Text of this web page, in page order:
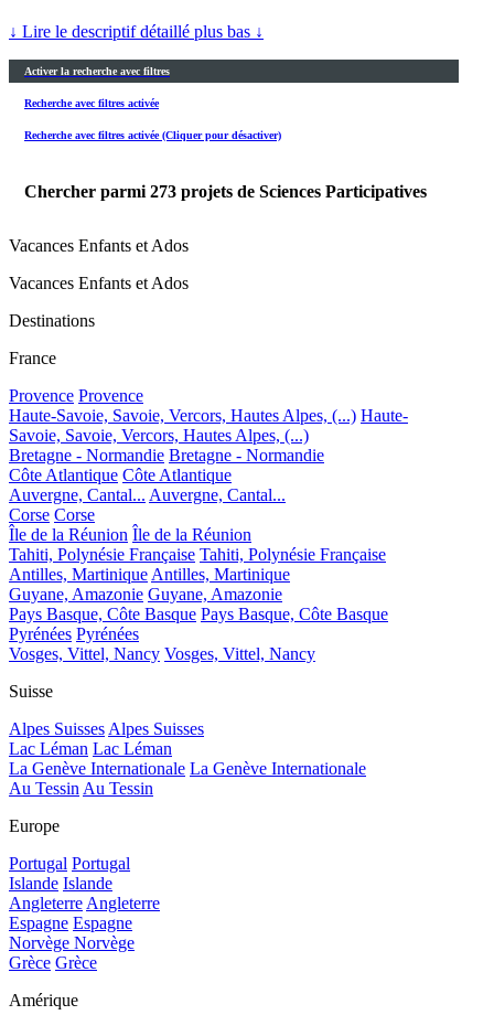
↓ Lire le descriptif détaillé plus bas ↓
Activer la recherche avec filtres
Recherche avec filtres activée
Recherche avec filtres activée (Cliquer pour désactiver)
Chercher parmi 273 projets de Sciences Participatives
Vacances Enfants et Ados
Vacances Enfants et Ados
Destinations
France
Provence Provence
Haute-Savoie, Savoie, Vercors, Hautes Alpes, (...) Haute-
Savoie, Savoie, Vercors, Hautes Alpes, (...)
Bretagne - Normandie Bretagne - Normandie
Côte Atlantique Côte Atlantique
Auvergne, Cantal... Auvergne, Cantal...
Corse Corse
Île de la Réunion Île de la Réunion
Tahiti, Polynésie Française Tahiti, Polynésie Française
Antilles, Martinique Antilles, Martinique
Guyane, Amazonie Guyane, Amazonie
Pays Basque, Côte Basque Pays Basque, Côte Basque
Pyrénées Pyrénées
Vosges, Vittel, Nancy Vosges, Vittel, Nancy
Suisse
Alpes Suisses Alpes Suisses
Lac Léman Lac Léman
La Genève Internationale La Genève Internationale
Au Tessin Au Tessin
Europe
Portugal Portugal
Islande Islande
Angleterre Angleterre
Espagne Espagne
Norvège Norvège
Grèce Grèce
Amérique